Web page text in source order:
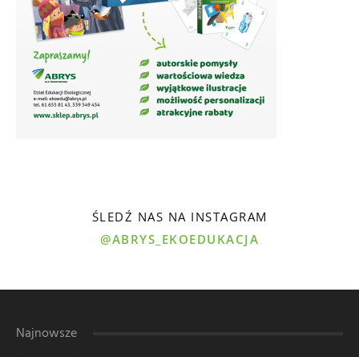
ŚLEDŹ NAS NA INSTAGRAM
@ABRYS_EKOEDUKACJA
Najnowsze